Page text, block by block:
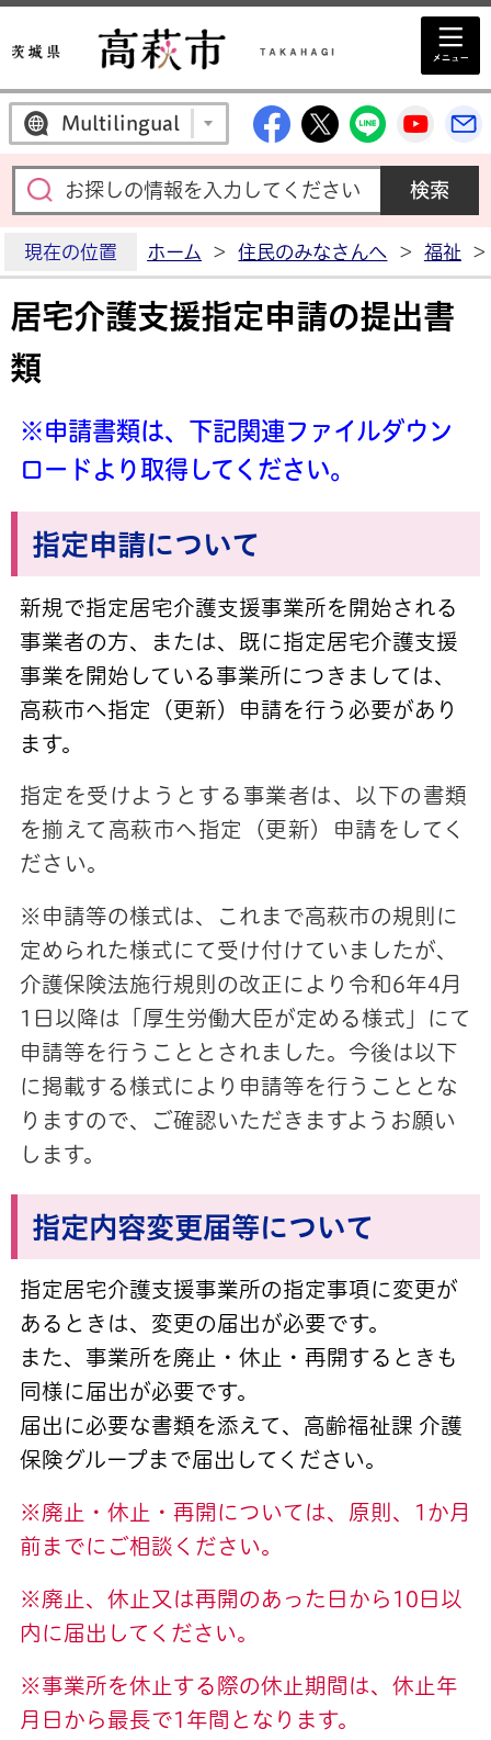
Multilingual 高萩市公式
高萩市公式X
高萩市
高
現在の位置 ホーム > 住民のみなさんへ > 福祉 >
居宅介護支援指定申請の提出書
類
※申請書類は、下記関連ファイルダウン
ロードより取得してください。
指定申請について
新規で指定居宅介護支援事業所を開始される
事業者の方、または、既に指定居宅介護支援
事業を開始している事業所につきましては、
高萩市へ指定（更新）申請を行う必要があり
ます。
指定を受けようとする事業者は、以下の書類
を揃えて高萩市へ指定（更新）申請をしてく
ださい。
※申請等の様式は、これまで高萩市の規則に
定められた様式にて受け付けていましたが、
介護保険法施行規則の改正により令和6年4月
1日以降は「厚生労働大臣が定める様式」にて
申請等を行うこととされました。今後は以下
に掲載する様式により申請等を行うこととな
りますので、ご確認いただきますようお願い
します。
指定内容変更届等について
指定居宅介護支援事業所の指定事項に変更が
あるときは、変更の届出が必要です。
また、事業所を廃止・休止・再開するときも
同様に届出が必要です。
届出に必要な書類を添えて、高齢福祉課 介護
保険グループまで届出してください。
※廃止・休止・再開については、原則、1か月
前までにご相談ください。
※廃止、休止又は再開のあった日から10日以
内に届出してください。
※事業所を休止する際の休止期間は、休止年
月日から最長で1年間となります。